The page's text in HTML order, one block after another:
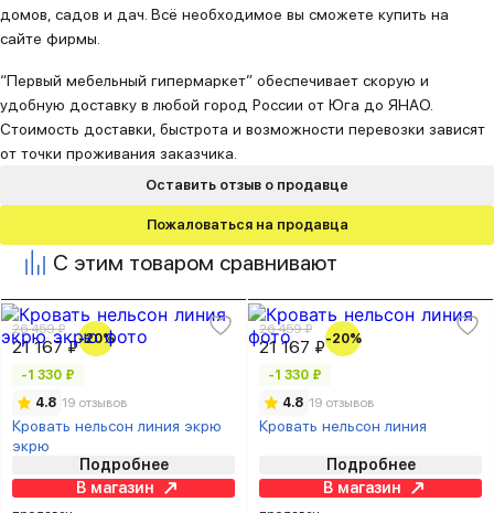
Оставить отзыв о продавце
Пожаловаться на продавца
домов, садов и дач. Всё необходимое вы сможете купить на
сайте фирмы.
“Первый мебельный гипермаркет” обеспечивает скорую и
удобную доставку в любой город России от Юга до ЯНАО.
Стоимость доставки, быстрота и возможности перевозки зависят
от точки проживания заказчика.
С этим товаром сравнивают
26 459 ₽
21 167 ₽-20%
-1 330 ₽
4.8 19 отзывов
Кровать нельсон линия экрю
экрю
Подробнее
В магазин
26 459 ₽
21 167 ₽-20%
-1 330 ₽
4.8 19 отзывов
Кровать нельсон линия
Подробнее
В магазин